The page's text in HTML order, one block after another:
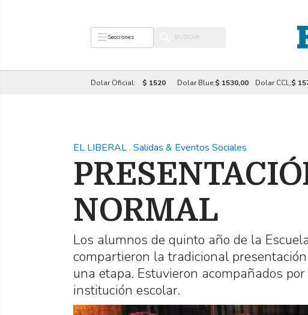
Secciones
Dolar Oficial: $ 1520 Dolar Blue:$ 1530,00 Dolar CCL:$
EL LIBERAL. Salidas & Eventos Sociales
NORMAL
Los alumnos de quinto año de la
compartieron la tradicional
una etapa. Estuvieron acompañados
institución escolar.